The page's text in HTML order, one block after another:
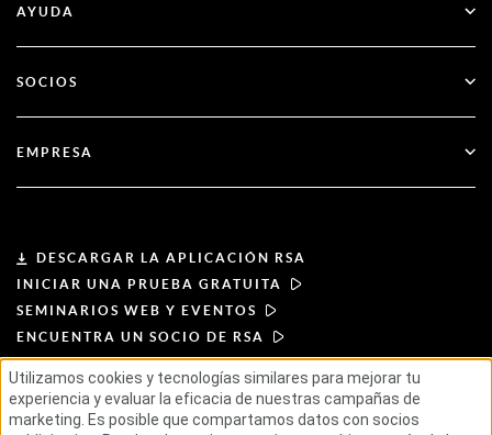
Servicios financieros
Blog
Documentación
AYUDA
Atención al cliente
SOCIOS
Hágase socio
EMPRESA
Liderazgo
Noticias y prensa
Recursos
Carreras profesionales
DESCARGAR LA APLICACIÓN RSA
INICIAR UNA PRUEBA GRATUITA
SEMINARIOS WEB Y EVENTOS
ENCUENTRA UN SOCIO DE RSA
CONDICIONES DE USO
POLÍTICA DE PRIVACIDAD
Utilizamos cookies y tecnologías similares para mejorar tu
experiencia y evaluar la eficacia de nuestras campañas de
marketing. Es posible que compartamos datos con socios